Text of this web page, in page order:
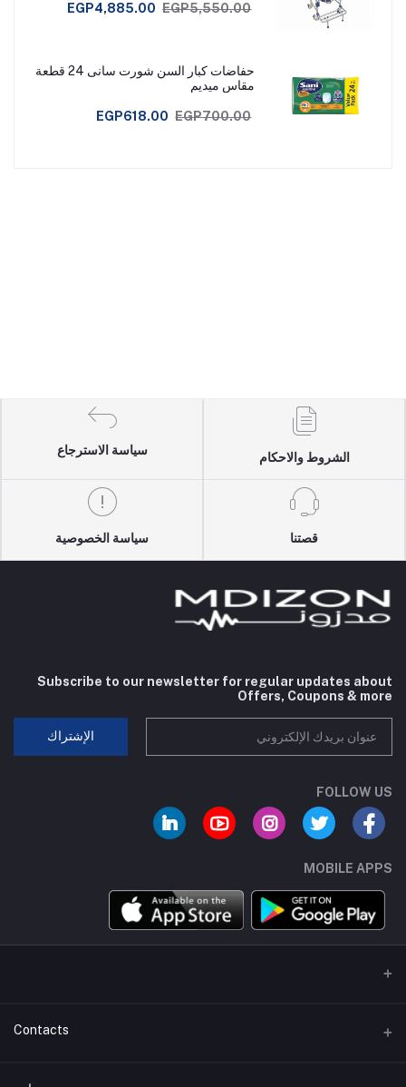
EGP4,885.00 EGP5,550.00
حفاضات كبار السن شورت سانى 24 قطعة
مقاس ميديم
EGP618.00 EGP700.00
الشروط والاحكام
سياسة الاسترجاع
قصتنا سياسة الخصوصية
Subscribe to our newsletter for regular updates about
Offers, Coupons & more
الإشتراك
FOLLOW US
MOBILE APPS
Contacts